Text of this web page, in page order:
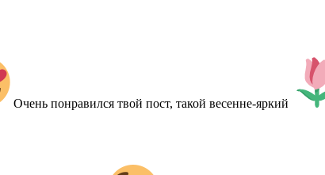
Очень понравился твой пост, такой весенне-яркий